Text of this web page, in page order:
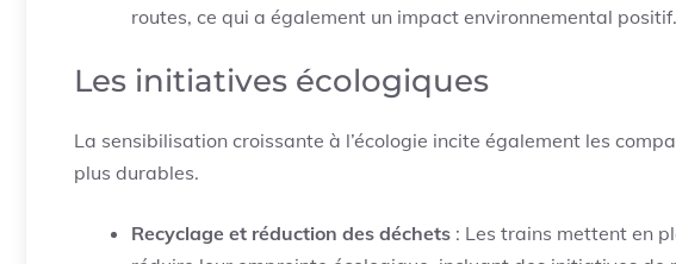
routes, ce qui a également un impact environnemental positif.
Les initiatives écologiques
La sensibilisation croissante à l’écologie incite également les
plus durables.
Recyclage et réduction des déchets : Les trains mettent en